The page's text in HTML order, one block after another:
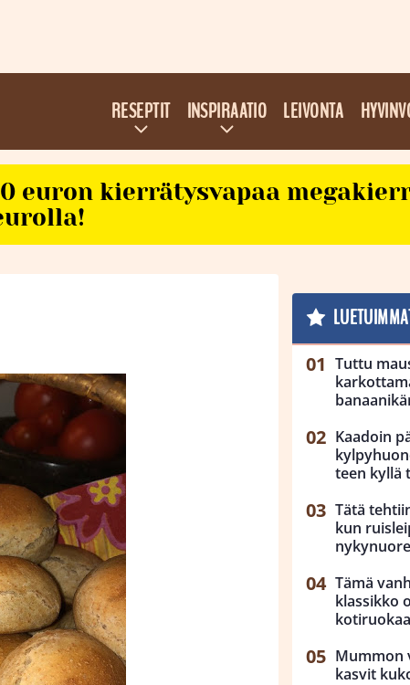
RESEPTIT INSPIRAATIO LEIVONTA
euron kierrätysvapaa
Tuttu
Kaadoin
teen kyllä
Tätä
kun
Tämä
klassikko
Mummon
kasvit